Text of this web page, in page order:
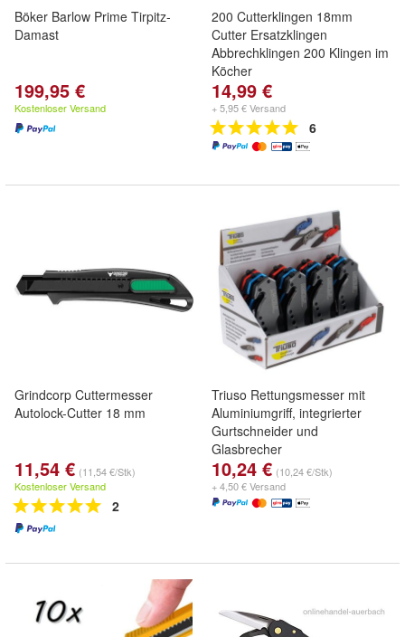
Böker Barlow Prime Tirpitz-
Damast
199,95 €
Kostenloser Versand
200 Cutterklingen 18mm
Cutter Ersatzklingen
Abbrechklingen 200 Klingen im
Köcher
14,99 €
+ 5,95 € Versand
6
Grindcorp Cuttermesser
Autolock-Cutter 18 mm
11,54 € (11,54 €/Stk)
Kostenloser Versand
2
Triuso Rettungsmesser mit
Aluminiumgriff, integrierter
Gurtschneider und
Glasbrecher
10,24 € (10,24 €/Stk)
+ 4,50 € Versand